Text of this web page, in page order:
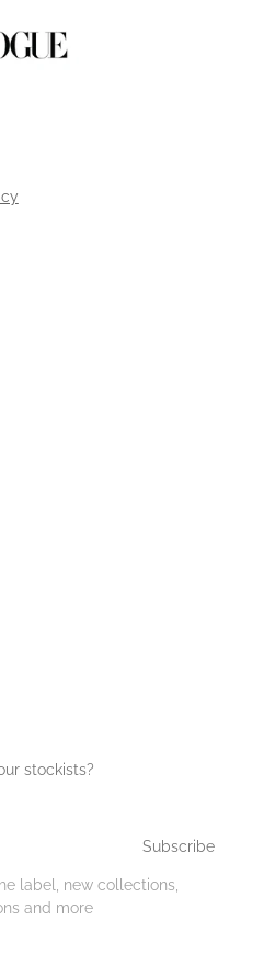
stockists?
Subscribe
label, new collections,
and more